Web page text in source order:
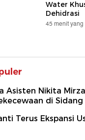
Water
Dehidrasi
45 menit yang
Asisten Nikita
di Sidang
Terus Ekspansi